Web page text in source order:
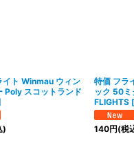
ト Winmau ウィン
Poly スコットランド
)
特価 フラ
ック 50ミ
FLIGHTS [
140円(税